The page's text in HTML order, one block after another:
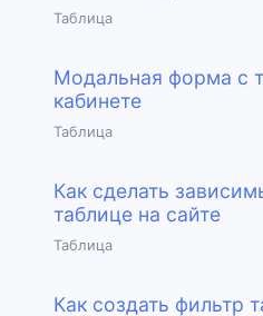
Таблица
Модальная форма с
кабинете
Таблица
Как сделать
таблице на сайте
Таблица
Как создать фильтр